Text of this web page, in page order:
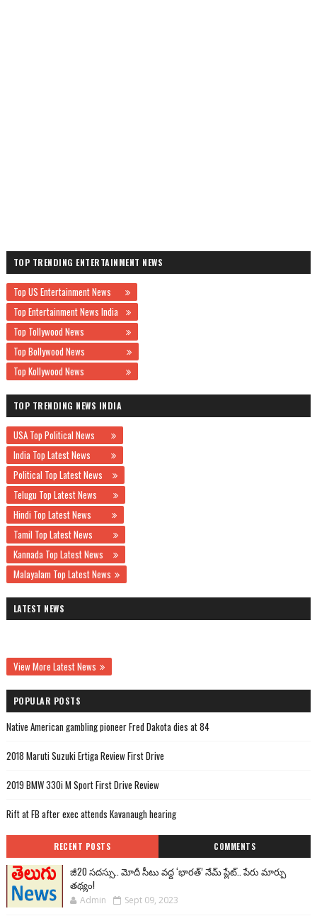
TOP TRENDING ENTERTAINMENT NEWS
Top US Entertainment News
Top Entertainment News India
Top Tollywood News
Top Bollywood News
Top Kollywood News
TOP TRENDING NEWS INDIA
USA Top Political News
India Top Latest News
Political Top Latest News
Telugu Top Latest News
Hindi Top Latest News
Tamil Top Latest News
Kannada Top Latest News
Malayalam Top Latest News
LATEST NEWS
View More Latest News
POPULAR POSTS
Native American gambling pioneer Fred Dakota dies at 84
2018 Maruti Suzuki Ertiga Review First Drive
2019 BMW 330i M Sport First Drive Review
Rift at FB after exec attends Kavanaugh hearing
RECENT POSTS COMMENTS
జీ20 సదస్సు.. మోదీ సీటు వద్ద ‘భారత్’ నేమ్ ప్లేట్‌.. పేరు మార్పు
తథ్యం!
Admin Sept 09, 2023